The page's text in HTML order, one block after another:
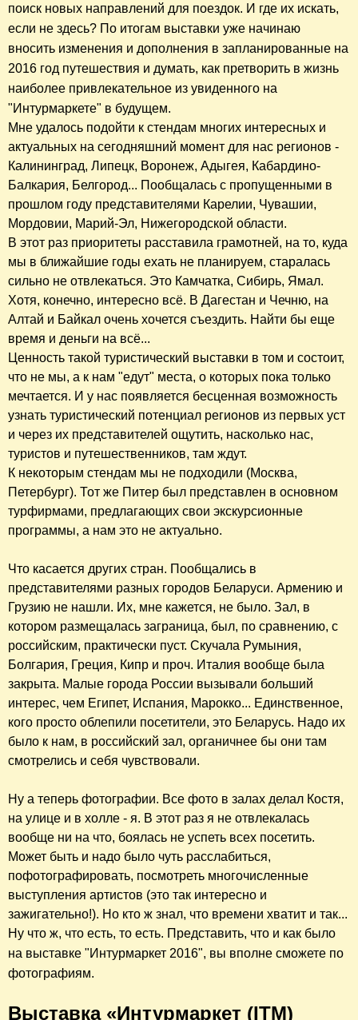
поиск новых направлений для поездок. И где их искать,
если не здесь? По итогам выставки уже начинаю
вносить изменения и дополнения в запланированные на
2016 год путешествия и думать, как претворить в жизнь
наиболее привлекательное из увиденного на
"Интурмаркете" в будущем.
Мне удалось подойти к стендам многих интересных и
актуальных на сегодняшний момент для нас регионов -
Калининград, Липецк, Воронеж, Адыгея, Кабардино-
Балкария, Белгород... Пообщалась с пропущенными в
прошлом году представителями Карелии, Чувашии,
Мордовии, Марий-Эл, Нижегородской области.
В этот раз приоритеты расставила грамотней, на то, куда
мы в ближайшие годы ехать не планируем, старалась
сильно не отвлекаться. Это Камчатка, Сибирь, Ямал.
Хотя, конечно, интересно всё. В Дагестан и Чечню, на
Алтай и Байкал очень хочется съездить. Найти бы еще
время и деньги на всё...
Ценность такой туристический выставки в том и состоит,
что не мы, а к нам "едут" места, о которых пока только
мечтается. И у нас появляется бесценная возможность
узнать туристический потенциал регионов из первых уст
и через их представителей ощутить, насколько нас,
туристов и путешественников, там ждут.
К некоторым стендам мы не подходили (Москва,
Петербург). Тот же Питер был представлен в основном
турфирмами, предлагающих свои экскурсионные
программы, а нам это не актуально.
Что касается других стран. Пообщались в
представителями разных городов Беларуси. Армению и
Грузию не нашли. Их, мне кажется, не было. Зал, в
котором размещалась заграница, был, по сравнению, с
российским, практически пуст. Скучала Румыния,
Болгария, Греция, Кипр и проч. Италия вообще была
закрыта. Малые города России вызывали больший
интерес, чем Египет, Испания, Марокко... Единственное,
кого просто облепили посетители, это Беларусь. Надо их
было к нам, в российский зал, органичнее бы они там
смотрелись и себя чувствовали.
Ну а теперь фотографии. Все фото в залах делал Костя,
на улице и в холле - я. В этот раз я не отвлекалась
вообще ни на что, боялась не успеть всех посетить.
Может быть и надо было чуть расслабиться,
пофотографировать, посмотреть многочисленные
выступления артистов (это так интересно и
зажигательно!). Но кто ж знал, что времени хватит и так...
Ну что ж, что есть, то есть. Представить, что и как было
на выставке "Интурмаркет 2016", вы вполне сможете по
фотографиям.
Выставка «Интурмаркет (ITM)